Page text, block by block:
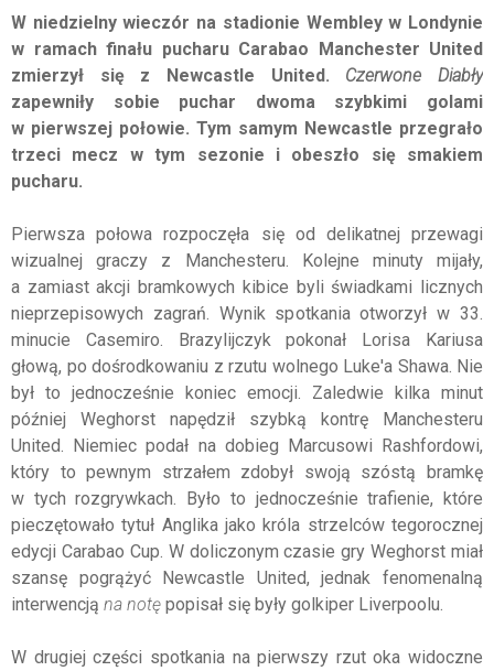
W niedzielny wieczór na stadionie Wembley w Londynie
w ramach finału pucharu Carabao Manchester United
zmierzył się z Newcastle United. Czerwone Diabły
zapewniły sobie puchar dwoma szybkimi golami
w pierwszej połowie. Tym samym Newcastle przegrało
trzeci mecz w tym sezonie i obeszło się smakiem
pucharu.
Pierwsza połowa rozpoczęła się od delikatnej przewagi
wizualnej graczy z Manchesteru. Kolejne minuty mijały,
a zamiast akcji bramkowych kibice byli świadkami licznych
nieprzepisowych zagrań. Wynik spotkania otworzył w 33.
minucie Casemiro. Brazylijczyk pokonał Lorisa Kariusa
głową, po dośrodkowaniu z rzutu wolnego Luke'a Shawa. Nie
był to jednocześnie koniec emocji. Zaledwie kilka minut
później Weghorst napędził szybką kontrę Manchesteru
United. Niemiec podał na dobieg Marcusowi Rashfordowi,
który to pewnym strzałem zdobył swoją szóstą bramkę
w tych rozgrywkach. Było to jednocześnie trafienie, które
pieczętowało tytuł Anglika jako króla strzelców tegorocznej
edycji Carabao Cup. W doliczonym czasie gry Weghorst miał
szansę pogrążyć Newcastle United, jednak fenomenalną
interwencją na notę popisał się były golkiper Liverpoolu.
W drugiej części spotkania na pierwszy rzut oka widoczne